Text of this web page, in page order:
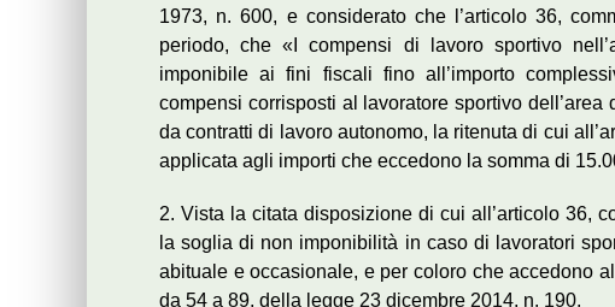
1973, n. 600, e considerato che l’articolo 36,
periodo, che «I compensi di lavoro sportivo
imponibile ai fini fiscali fino all’importo
compensi corrisposti al lavoratore sportivo
da contratti di lavoro autonomo, la ritenuta di cui
applicata agli importi che eccedono la somma di
2. Vista la citata disposizione di cui all’articolo 36,
la soglia di non imponibilità in caso di lavoratori
abituale e occasionale, e per coloro che accedono
da 54 a 89, della legge 23 dicembre 2014, n. 190.